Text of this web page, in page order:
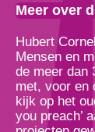
Meer over
Hubert
Mensen en
de meer dan
met, voor en
kijk op het
you preach’